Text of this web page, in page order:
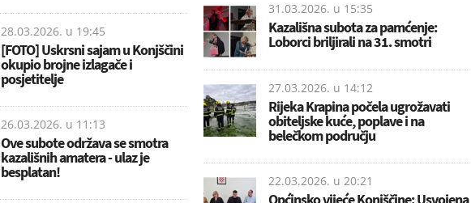
28.03.2026. u 19:45
[FOTO] Uskrsni sajam u Konjščini
okupio brojne izlagače i
posjetitelje
26.03.2026. u 11:13
Ove subote održava se smotra
kazališnih amatera - ulaz je
besplatan!
31.03.2026. u 15:35
Kazališna subota za pamćenje:
Loborci briljirali na 31. smotri
27.03.2026. u 14:12
Rijeka Krapina počela ugrožavati
obiteljske kuće, poplave i na
belečkom području
22.03.2026. u 20:21